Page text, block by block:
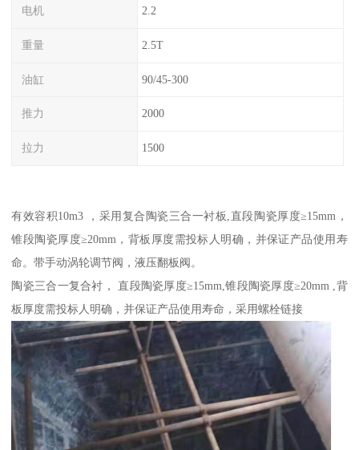
电机 2.2
重量 2.5T
油缸 90/45-300
推力 2000
拉力 1500
有效容积10m3 ，采用复合陶瓷三合一衬板,直段陶瓷厚度≥15mm，
锥段陶瓷厚度≥20mm，背板厚度需投标人明确，并保证产品使用寿
命。带手动涡轮调节阀，液压翻板阀。
陶瓷三合一复合衬， 直段陶瓷厚度≥15mm,锥段陶瓷厚度≥20mm ,背
板厚度需投标人明确，并保证产品使用寿命，采用螺栓链接